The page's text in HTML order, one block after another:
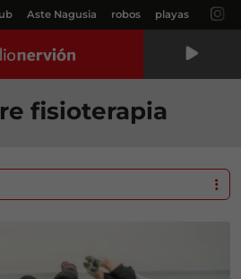
Aste Nagusia robos playas
fisioterapia